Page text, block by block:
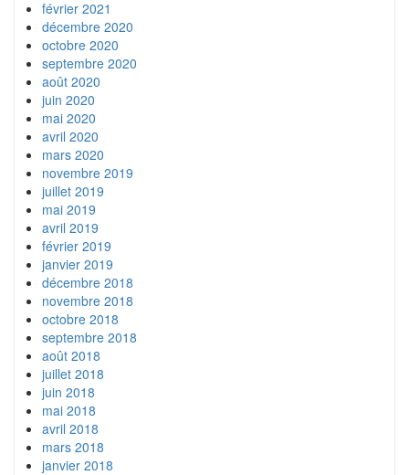
février 2021
décembre 2020
octobre 2020
septembre 2020
août 2020
juin 2020
mai 2020
avril 2020
mars 2020
novembre 2019
juillet 2019
mai 2019
avril 2019
février 2019
janvier 2019
décembre 2018
novembre 2018
octobre 2018
septembre 2018
août 2018
juillet 2018
juin 2018
mai 2018
avril 2018
mars 2018
janvier 2018